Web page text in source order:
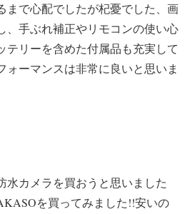
まで心配でしたが杞憂でした、画
、手ぶれ補正やリモコンの使い心
テリーを含めた付属品も充実して
ォーマンスは非常に良いと思いま
水カメラを買おうと思いました
を買ってみました!!安いの